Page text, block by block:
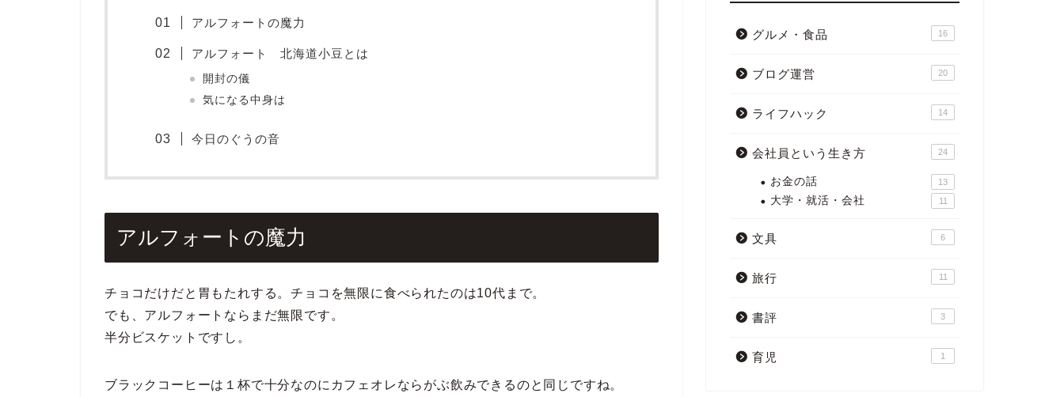
アルフォートの魔力
アルフォート 北海道小豆とは
開封の儀
気になる中身は
今日のぐうの音
アルフォートの魔力
チョコだけだと胃もたれする。チョコを無限に食べられたのは10代まで。
でも、アルフォートならまだ無限です。
半分ビスケットですし。
ブラックコーヒーは１杯で十分なのにカフェオレならがぶ飲みできるのと同じですね。
グルメ・食品 16
ブログ運営 20
ライフハック 14
会社員という生き方 24
お金の話 13
大学・就活・会社 11
文具 6
旅行 11
書評 3
育児 1